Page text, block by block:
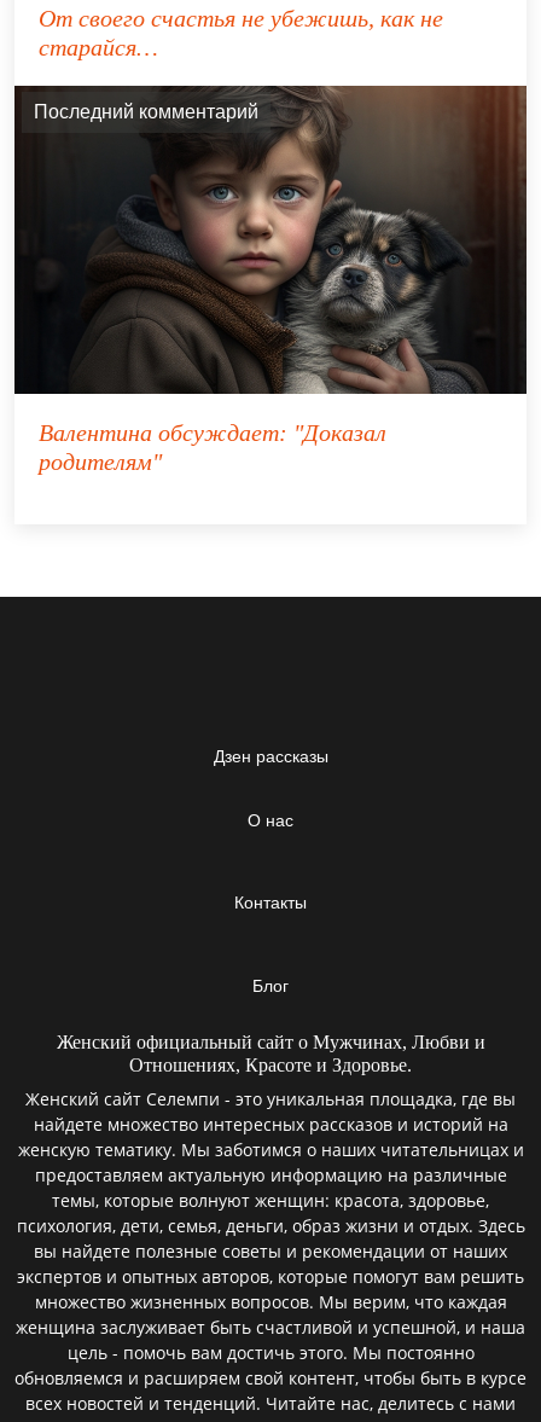
От своего счастья не убежишь, как не
старайся…
Последний комментарий
Валентина обсуждает: "Доказал
родителям"
Дзен рассказы
О нас
Контакты
Блог
Женский официальный сайт о Мужчинах, Любви и
Отношениях, Красоте и Здоровье.
Женский сайт Селемпи - это уникальная площадка, где вы
найдете множество интересных рассказов и историй на
женскую тематику. Мы заботимся о наших читательницах и
предоставляем актуальную информацию на различные
темы, которые волнуют женщин: красота, здоровье,
психология, дети, семья, деньги, образ жизни и отдых. Здесь
вы найдете полезные советы и рекомендации от наших
экспертов и опытных авторов, которые помогут вам решить
множество жизненных вопросов. Мы верим, что каждая
женщина заслуживает быть счастливой и успешной, и наша
цель - помочь вам достичь этого. Мы постоянно
обновляемся и расширяем свой контент, чтобы быть в курсе
всех новостей и тенденций. Читайте нас, делитесь с нами